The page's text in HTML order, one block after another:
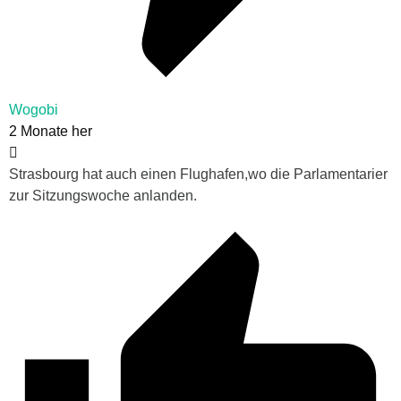
Wogobi
2 Monate her
Strasbourg hat auch einen Flughafen,wo die Parlamentarier
zur Sitzungswoche anlanden.